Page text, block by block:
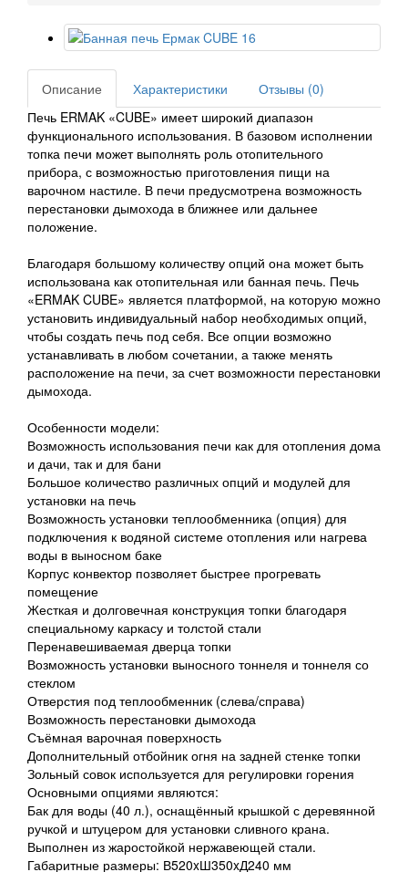
Описание Характеристики
Отзывы (0)
Печь ERMAK «CUBE» имеет широкий диапазон
функционального использования. В базовом исполнении
топка печи может выполнять роль отопительного
прибора, с возможностью приготовления пищи на
варочном настиле. В печи предусмотрена возможность
перестановки дымохода в ближнее или дальнее
положение.
Благодаря большому количеству опций она может быть
использована как отопительная или банная печь. Печь
«ERMAK CUBE» является платформой, на которую можно
установить индивидуальный набор необходимых опций,
чтобы создать печь под себя. Все опции возможно
устанавливать в любом сочетании, а также менять
расположение на печи, за счет возможности перестановки
дымохода.
Особенности модели:
Возможность использования печи как для отопления дома
и дачи, так и для бани
Большое количество различных опций и модулей для
установки на печь
Возможность установки теплообменника (опция) для
подключения к водяной системе отопления или нагрева
воды в выносном баке
Корпус конвектор позволяет быстрее прогревать
помещение
Жесткая и долговечная конструкция топки благодаря
специальному каркасу и толстой стали
Перенавешиваемая дверца топки
Возможность установки выносного тоннеля и тоннеля со
стеклом
Отверстия под теплообменник (слева/справа)
Возможность перестановки дымохода
Съёмная варочная поверхность
Дополнительный отбойник огня на задней стенке топки
Зольный совок используется для регулировки горения
Основными опциями являются:
Бак для воды (40 л.), оснащённый крышкой с деревянной
ручкой и штуцером для установки сливного крана.
Выполнен из жаростойкой нержавеющей стали.
Габаритные размеры: В520xШ350xД240 мм